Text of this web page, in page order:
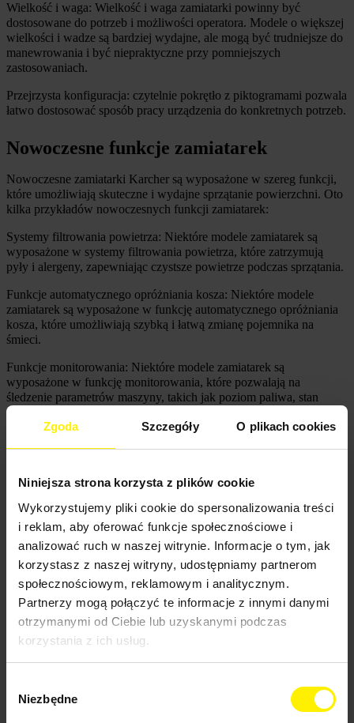
Zgoda Szczegóły O plikach cookies
Niniejsza strona korzysta z plików cookie
Wykorzystujemy pliki cookie do spersonalizowania treści
i reklam, aby oferować funkcje społecznościowe i
analizować ruch w naszej witrynie. Informacje o tym, jak
korzystasz z naszej witryny, udostępniamy partnerom
społecznościowym, reklamowym i analitycznym.
Partnerzy mogą połączyć te informacje z innymi danymi
otrzymanymi od Ciebie lub uzyskanymi podczas
korzystania z ich usług.
zgody
Niezbędne
Wielkość i waga: Wielkość i waga zamiatarki powinny być
dostosowane do potrzeb i możliwości operatora. Modele o większej
wielkości i wadze są bardziej wydajne, ale mogą być trudniejsze do
manewrowania i być niepraktyczne przy pomniejszych
zastosowaniach.
Przejrzysta konfiguracja: czytelnie pokrętło z piktogramami pozwala
łatwo dostosować sposób pracy urządzenia do konkretnych potrzeb.
Nowoczesne funkcje zamiatarek
Nowoczesne zamiatarki Karcher są wyposażone w szereg funkcji,
które umożliwiają skuteczne i wydajne sprzątanie powierzchni. Oto
kilka przykładów nowoczesnych funkcji zamiatarek:
Systemy filtrowania powietrza: Niektóre modele zamiatarek są
wyposażone w systemy filtrowania powietrza, które zatrzymują
pyły i alergeny, zapewniając czystsze powietrze podczas sprzątania.
Funkcje automatycznego opróżniania kosza: Niektóre modele
zamiatarek są wyposażone w funkcję automatycznego opróżniania
kosza, które umożliwiają szybką i łatwą zmianę pojemnika na
śmieci.
Funkcje monitorowania: Niektóre modele zamiatarek są
wyposażone w funkcję monitorowania, które pozwalają na
śledzenie parametrów maszyny, takich jak poziom paliwa, stan
filtrów i inne ważne informacje.
Dla kogo przeznaczone są zamiatarki
Karcher?
Zamiatarki te są przeznaczone dla wielu różnych grup
użytkowników, korzystają z nich między innymi:
Właściciele nieruchomości: Właściciele nieruchomości, takich jak
budynki mieszkalne, magazyny i hale produkcyjne, mogą wynająć
lub kupić zamiatarki, aby utrzymać czystość na swoich terenach.
Firmy sprzątające: Firmy sprzątające często wynajmują lub kupują
efekty.